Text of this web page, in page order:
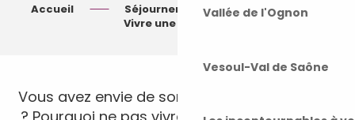
Vallée de l'Ognon
Vesoul-Val de Saône
Accueil Séjourner
Je viens…
Vivre une aventure
Vous avez envie de sortir des sentiers battus